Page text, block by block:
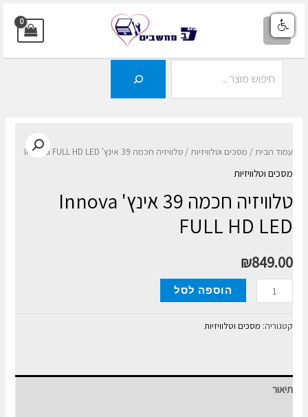
דילוג
לתוכן
MAIN
עמוד הבית/ מסכים וטלוויזיות/ טלוויזיה חכמה 39 אינץ' Innova FULL HD LED
מסכים וטלוויזיות
טלוויזיה חכמה 39 אינץ' Innova
FULL HD LED
₪849.00
כמות
של
טלוויזיה
אינץ'
הוספה לסל
קטגוריה: מסכים וטלוויזיות
תיאור